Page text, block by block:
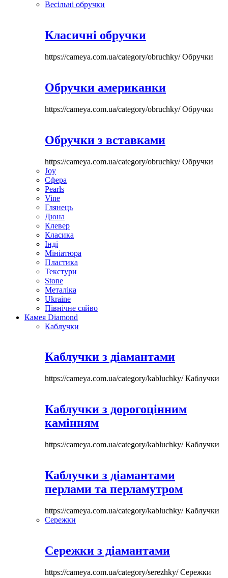
Весільні обручки
Класичні обручки
https://cameya.com.ua/category/obruchky/Обручки
Обручки американки
https://cameya.com.ua/category/obruchky/Обручки
Обручки з вставками
https://cameya.com.ua/category/obruchky/Обручки
Joy
Сфера
Pearls
Vine
Глянець
Дюна
Клевер
Класика
Інді
Мініатюра
Пластика
Текстури
Stone
Металіка
Ukraine
Північне сяйво
Камея Diamond
Каблучки
Каблучки з діамантами
https://cameya.com.ua/category/kabluchky/Каблучки
Каблучки з дорогоцінним
камінням
https://cameya.com.ua/category/kabluchky/Каблучки
Каблучки з діамантами
перлами та перламутром
https://cameya.com.ua/category/kabluchky/Каблучки
Сережки
Сережки з діамантами
https://cameya.com.ua/category/serezhky/Сережки